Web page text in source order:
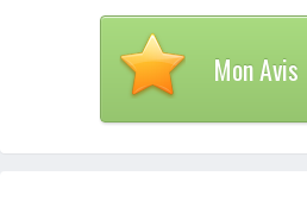
Mon Avis